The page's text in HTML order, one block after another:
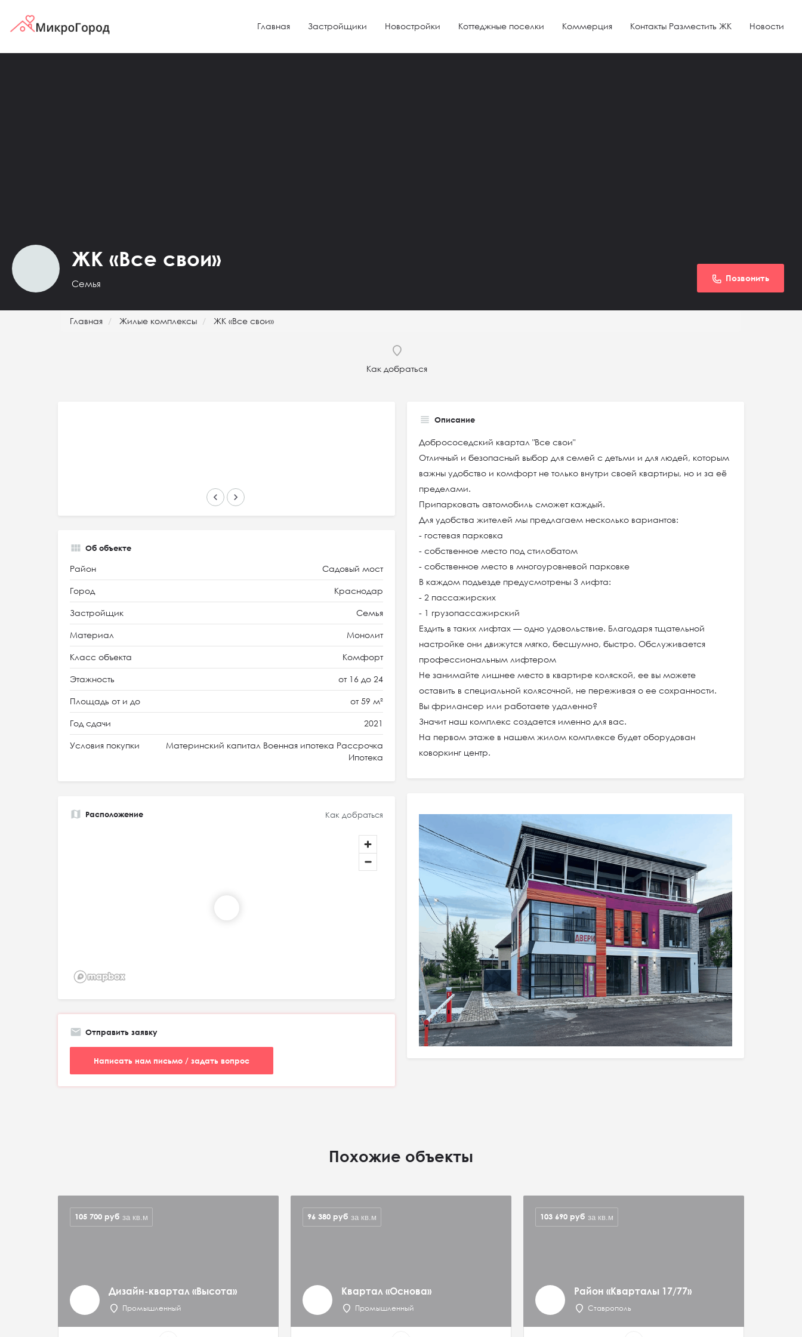
Главная Застройщики Новостройки Коттеджные поселки Коммерция Контакты Разместить ЖК Новости
ЖК «Все свои»
Семья
Позвонить
Главная Жилые комплексы ЖК «Все свои»
Как добраться
keyboard_arrow_left keyboard_arrow_right
Описание
Добрососедский квартал "Все свои"
Отличный и безопасный выбор для семей с детьми и для людей, которым
важны удобство и комфорт не только внутри своей квартиры, но и за её
пределами.
Припарковать автомобиль сможет каждый.
Для удобства жителей мы предлагаем несколько вариантов:
- гостевая парковка
- собственное место под стилобатом
- собственное место в многоуровневой парковке
В каждом подъезде предусмотрены 3 лифта:
- 2 пассажирских
- 1 грузопассажирский
Ездить в таких лифтах — одно удовольствие. Благодаря тщательной
настройке они движутся мягко, бесшумно, быстро. Обслуживается
профессиональным лифтером
Не занимайте лишнее место в квартире коляской, ее вы можете
оставить в специальной колясочной, не переживая о ее сохранности.
Вы фрилансер или работаете удаленно?
Значит наш комплекс создается именно для вас.
На первом этаже в нашем жилом комплексе будет оборудован
коворкинг центр.
Об объекте
Район Садовый мост
Город Краснодар
Застройщик Семья
Материал Монолит
Класс объекта Комфорт
Этажность от 16 до 24
Площадь от и до от 59 м²
Год сдачи 2021
Условия покупки
Материнский капитал Военная ипотека Рассрочка
Ипотека
Расположение Как добраться
Отправить заявку
Написать нам письмо / задать вопрос
Похожие объекты
Дизайн-квартал «Высота»
Промышленный
105 700 руб за кв.м
Квартал «Основа»
Промышленный
96 380 руб за кв.м
Район «Кварталы 17/77»
Ставрополь
103 690 руб за кв.м